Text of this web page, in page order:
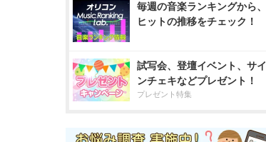
毎週の音楽ランキングから、
ヒットの推移をチェック！
試写会、登壇イベント、サイ
ンチェキなどプレゼント！
プレゼント特集